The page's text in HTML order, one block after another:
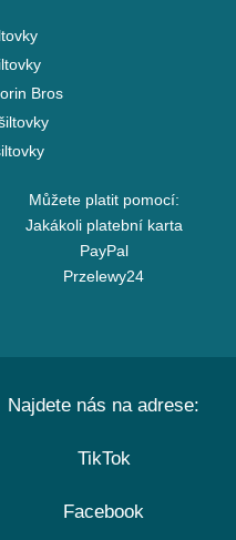
Bros
Můžete platit pomocí:
Jakákoli platební karta
PayPal
Przelewy24
Najdete nás na adrese:
TikTok
Facebook